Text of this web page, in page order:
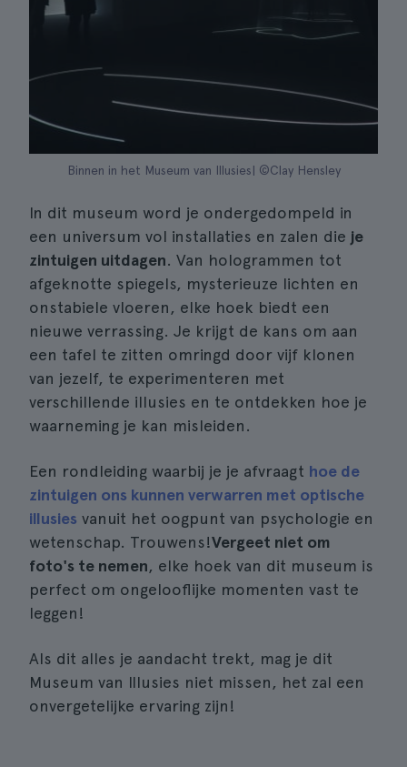
Binnen in het Museum van Illusies| ©Clay Hensley
In dit museum word je ondergedompeld in
een universum vol installaties en zalen die je
zintuigen uitdagen. Van hologrammen tot
afgeknotte spiegels, mysterieuze lichten en
onstabiele vloeren, elke hoek biedt een
nieuwe verrassing. Je krijgt de kans om aan
een tafel te zitten omringd door vijf klonen
van jezelf, te experimenteren met
verschillende illusies en te ontdekken hoe je
waarneming je kan misleiden.
Een rondleiding waarbij je je afvraagt hoe de
zintuigen ons kunnen verwarren met optische
illusies vanuit het oogpunt van psychologie en
wetenschap. Trouwens!Vergeet niet om
foto's te nemen, elke hoek van dit museum is
perfect om ongelooflijke momenten vast te
leggen!
Als dit alles je aandacht trekt, mag je dit
Museum van Illusies niet missen, het zal een
onvergetelijke ervaring zijn!